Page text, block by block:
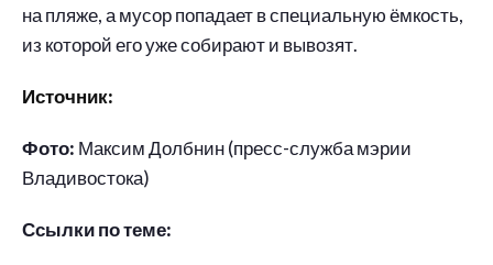
на пляже, а мусор попадает в специальную ёмкость,
из которой его уже собирают и вывозят.
Источник:
Фото: Максим Долбнин (пресс-служба мэрии
Владивостока)
Ссылки по теме: